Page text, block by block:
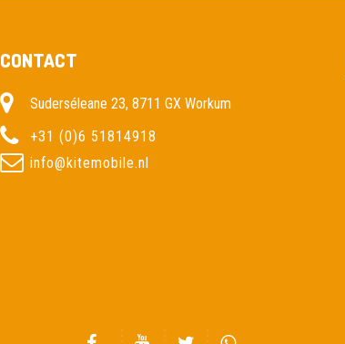
CONTACT
Suderséleane 23, 8711 GX Workum
+31 (0)6 51814918
info@kitemobile.nl